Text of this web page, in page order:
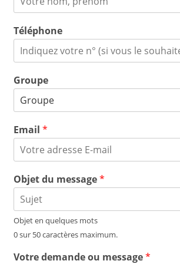
Téléphone
Groupe
Email*
Objet du message*
Objet en quelques mots
0 sur 50 caractères maximum.
Votre demande ou message*